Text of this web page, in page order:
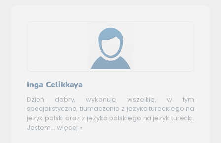
Inga Celikkaya
Dzień dobry, wykonuje wszelkie, w tym
specjalistyczne, tlumaczenia z jezyka tureckiego na
jezyk polski oraz z jezyka polskiego na jezyk turecki.
Jestem... więcej »